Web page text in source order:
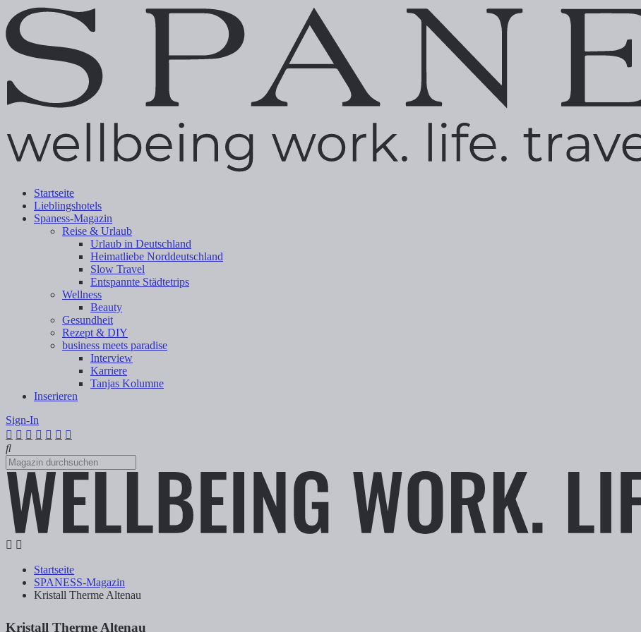
Startseite
Lieblingshotels
Spaness-Magazin
Reise & Urlaub
Urlaub in Deutschland
Heimatliebe Norddeutschland
Slow Travel
Entspannte Städtetrips
Wellness
Beauty
Gesundheit
Rezept & DIY
business meets paradise
Interview
Karriere
Tanjas Kolumne
Inserieren
Sign-In
Startseite
SPANESS-Magazin
Kristall Therme Altenau
Kristall Therme Altenau